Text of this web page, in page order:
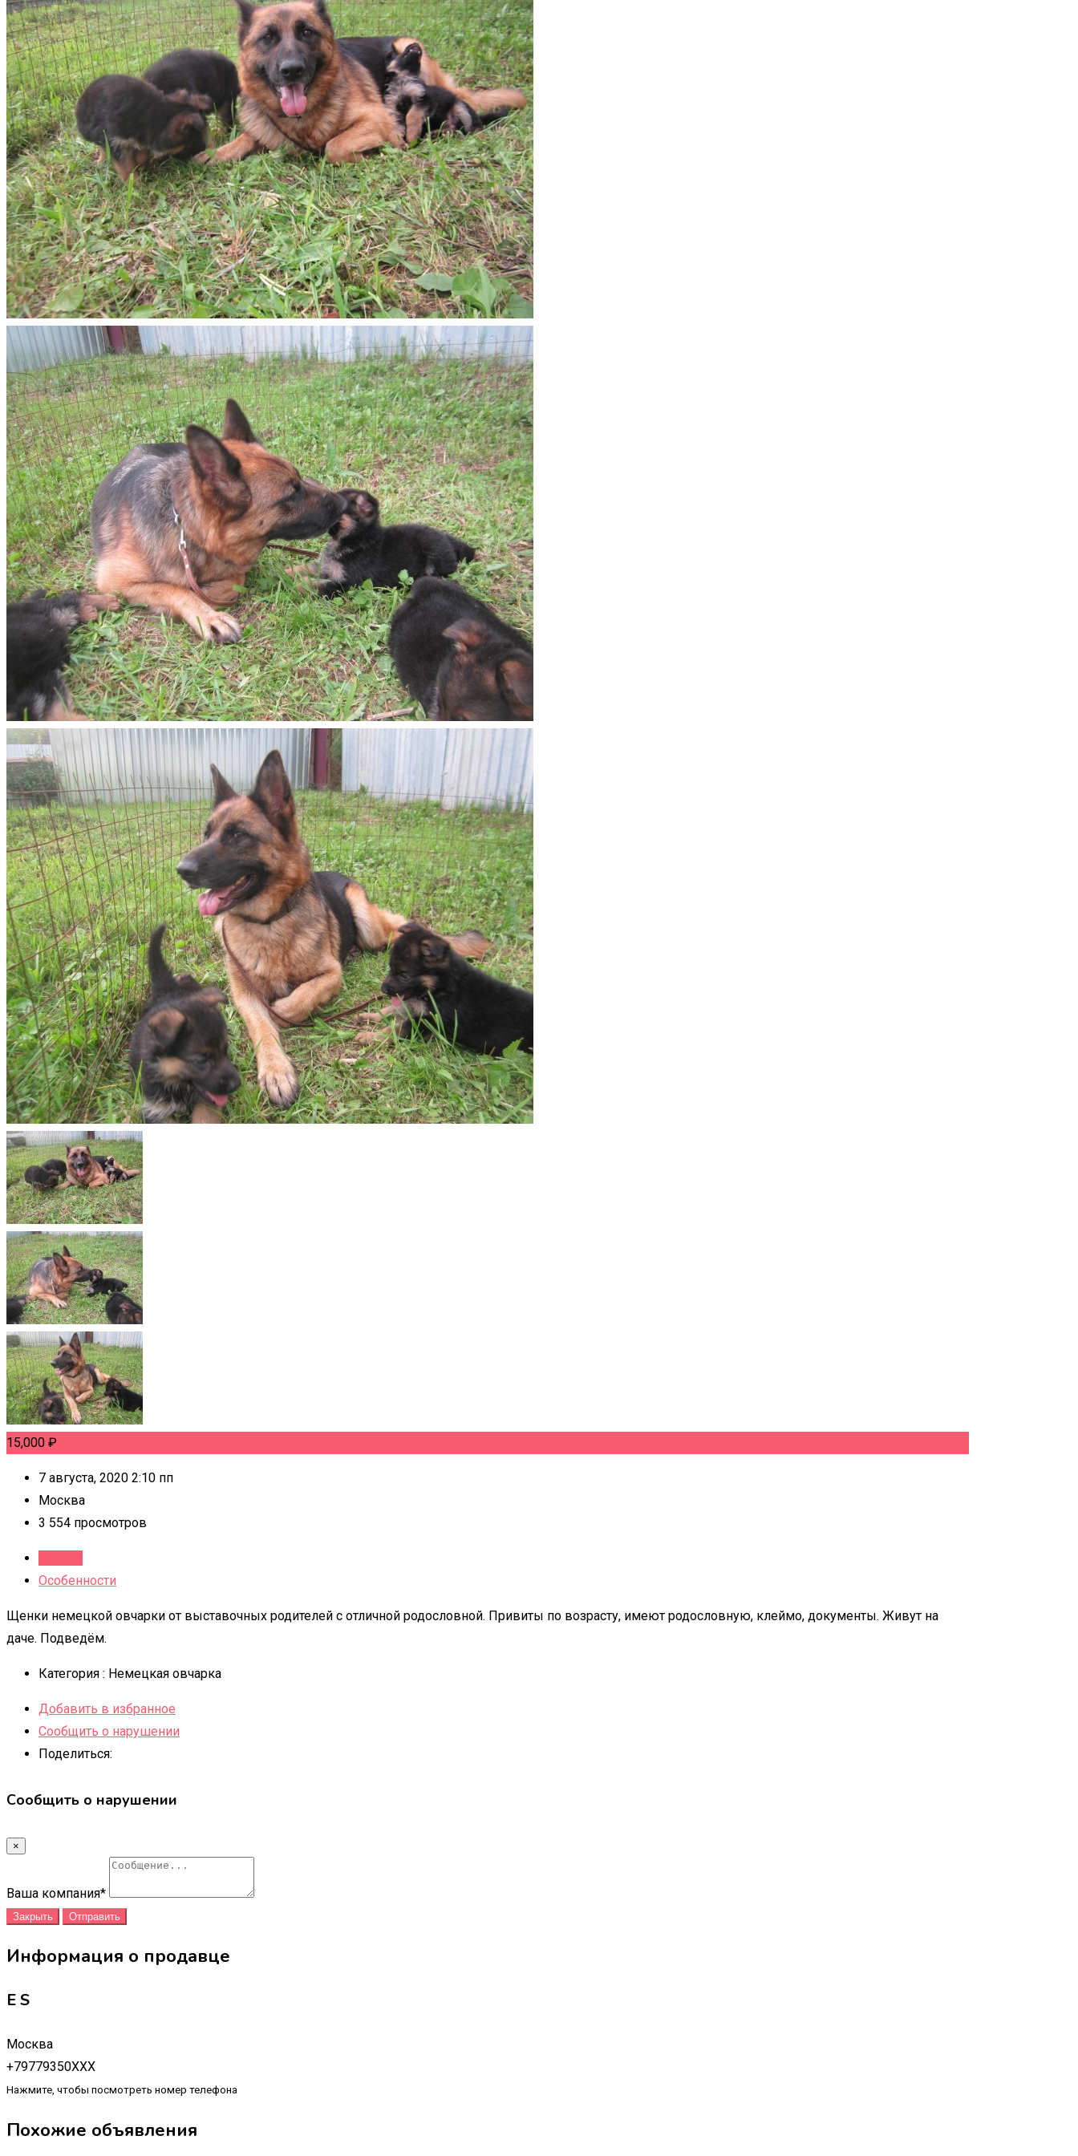
15,000 ₽
7 августа, 2020 2:10 пп
Москва
3 554 просмотров
Особенности
Щенки немецкой овчарки от выставочных родителей с отличной родословной. Привиты по возрасту, имеют родословную, клеймо, документы. Живут на
даче. Подведём.
Категория : Немецкая овчарка
Добавить в избранное
Сообщить о нарушении
Поделиться:
Сообщить о нарушении
×
Ваша компания*
Закрыть Отправить
Информация о продавце
E S
Москва
+79779350XXX
Нажмите, чтобы посмотреть номер телефона
Похожие объявления